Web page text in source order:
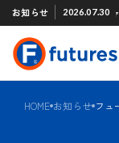
お知らせ
アプリ 「STAFF2026.07.30
フューチャ
HOME お知らせ